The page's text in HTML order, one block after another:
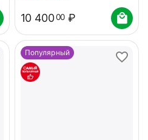
10 40000 ₽
Популярный